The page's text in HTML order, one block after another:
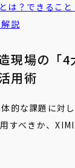
は？できるこ
説
現場の「
用術
的な課題に対
すべきか、